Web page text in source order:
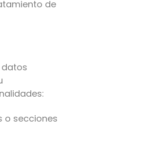
de
o secciones